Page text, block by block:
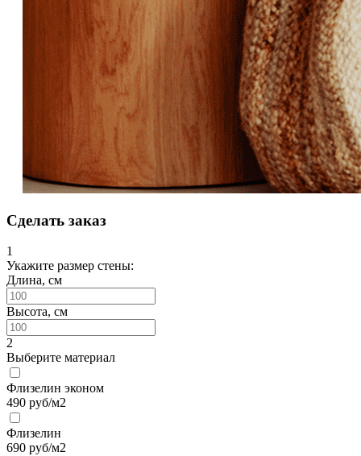
Сделать заказ
1
Укажите размер стены:
Длина, см
Высота, см
2
Выберите материал
Флизелин эконом
490 руб/м2
Флизелин
690 руб/м2